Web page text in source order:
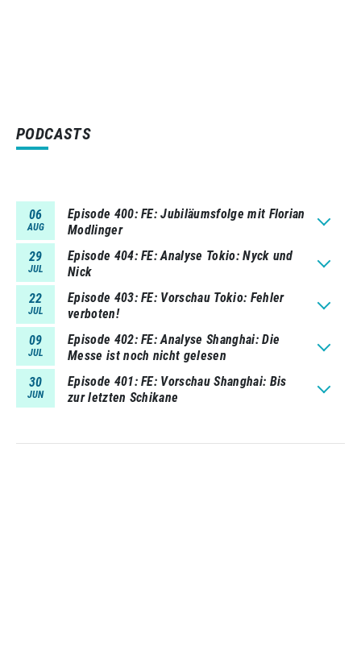
PODCASTS
06
AUG
Episode 400 FE: Jubiläumsfolge mit Florian
Modlinger
29
JUL
Episode 404 FE: Analyse Tokio: Nyck und
Nick
22
JUL
Episode 403 FE: Vorschau Tokio: Fehler
verboten!
09
JUL
Episode 402 FE: Analyse Shanghai: Die
Messe ist noch nicht gelesen
30
JUN
Episode 401 FE: Vorschau Shanghai: Bis
zur letzten Schikane